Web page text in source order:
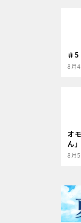
＃
8月
オ
ん
8月